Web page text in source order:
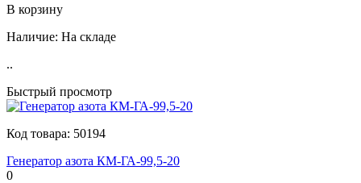
В корзину
Наличие: На складе
..
Быстрый просмотр
Код товара: 50194
Генератор азота КМ-ГА-99,5-20
0